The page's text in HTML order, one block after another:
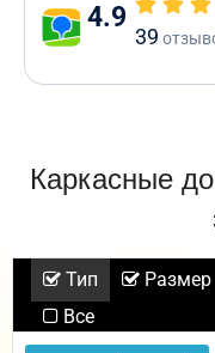
4.9
39
Каркасные
Тип Размер
Все